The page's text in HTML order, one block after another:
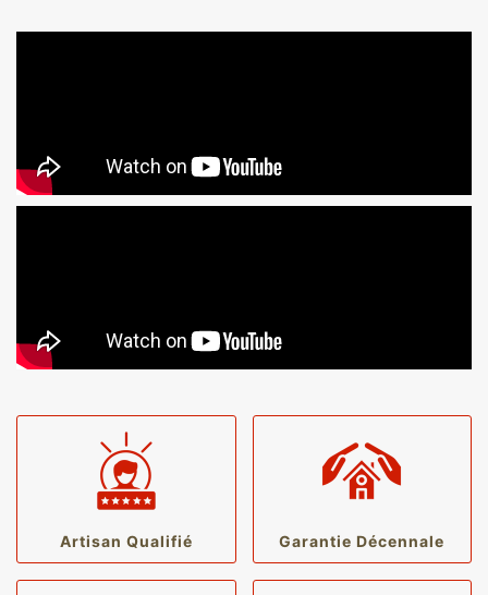
Artisan Qualifié Garantie Décennale